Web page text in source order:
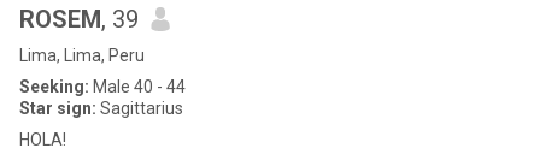
ROSEM, 39
Lima, Lima, Peru
Seeking: Male 40 - 44
Star sign: Sagittarius
HOLA!